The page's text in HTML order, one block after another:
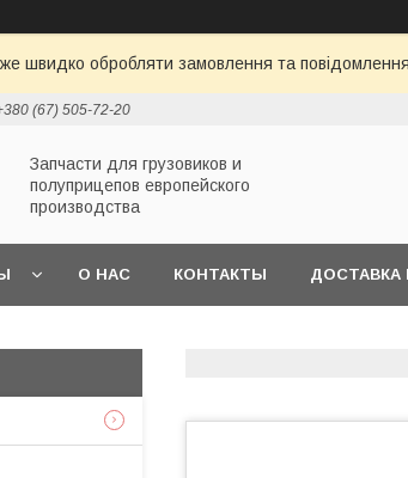
швидко обробляти замовлення та
(67) 505-72-20
Запчасти для грузовиков и
полуприцепов европейского
производства
О НАС КОНТАКТЫ ДОСТАВКА